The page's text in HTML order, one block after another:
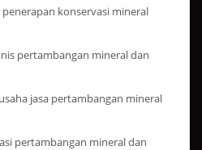
konservasi mineral
pertambangan mineral dan
jasa pertambangan mineral
pertambangan mineral dan